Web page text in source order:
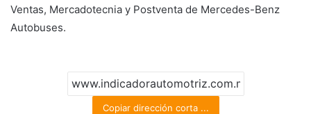
Ventas, Mercadotecnia y Postventa de Mercedes-Benz
Autobuses.
Copiar dirección corta ...